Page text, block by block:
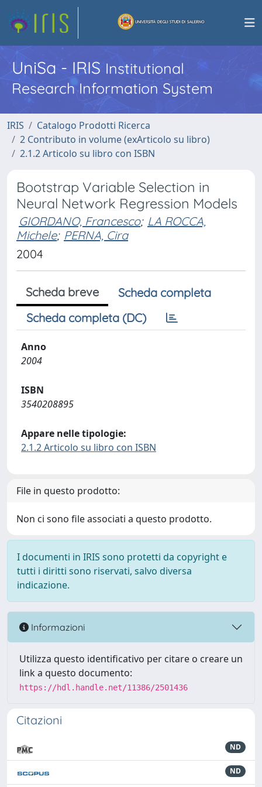
UniSa - IRISInstitutional
Research Information System
IRIS
Catalogo Prodotti Ricerca
2 Contributo in volume (exArticolo su libro)
2.1.2 Articolo su libro con ISBN
Bootstrap Variable Selection in
Neural Network Regression Models
GIORDANO, Francesco; LA ROCCA,
Michele; PERNA, Cira
2004
Scheda breve
Scheda completa
Scheda completa (DC)
Anno
2004
ISBN
3540208895
Appare nelle tipologie:
2.1.2 Articolo su libro con ISBN
File in questo prodotto:
Non ci sono file associati a questo prodotto.
I documenti in IRIS sono protetti da copyright e
tutti i diritti sono riservati, salvo diversa
indicazione.
Informazioni
Utilizza questo identificativo per citare o creare un
link a questo documento:
https://hdl.handle.net/11386/2501436
Citazioni
ND
ND